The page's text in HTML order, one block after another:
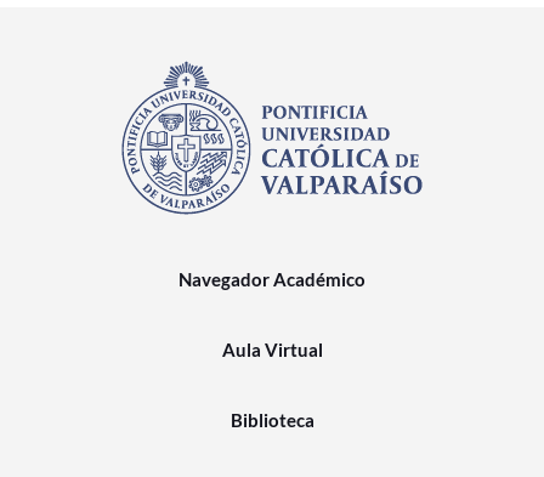
Navegador Académico
Aula Virtual
Biblioteca